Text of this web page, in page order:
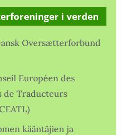
i verden
Oversætterforbund
Européen des
de Traducteurs
kääntäjien ja